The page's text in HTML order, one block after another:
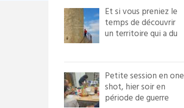
Et si vous preniez le
temps de découvrir
un territoire qui a du
Petite session en one
shot, hier soir en
période de guerre